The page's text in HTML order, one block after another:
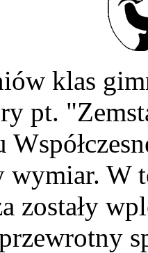
klas
pt.
W
zostały